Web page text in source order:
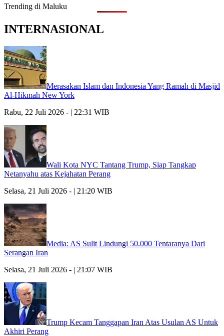
Trending di Maluku
INTERNASIONAL
Merasakan Islam dan Indonesia Yang Ramah di Masjid
Al-Hikmah New York
Rabu, 22 Juli 2026 - | 22:31 WIB
Wali Kota NYC Tantang Trump, Siap Tangkap
Netanyahu atas Kejahatan Perang
Selasa, 21 Juli 2026 - | 21:20 WIB
Media: AS Sulit Lindungi 50.000 Tentaranya Dari
Serangan Iran
Selasa, 21 Juli 2026 - | 21:07 WIB
Trump Kecam Tanggapan Iran Atas Usulan AS Untuk
Akhiri Perang